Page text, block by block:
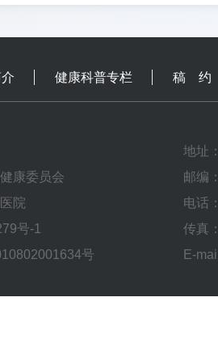
健康科普专栏 稿 约
康委员会
院
号-1
号
地址
邮编
电话
传真
E-